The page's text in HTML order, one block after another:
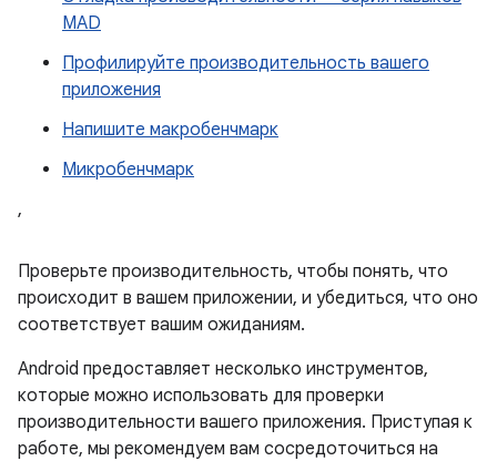
MAD
Профилируйте производительность вашего
приложения
Напишите макробенчмарк
Микробенчмарк
,
Проверьте производительность, чтобы понять, что
происходит в вашем приложении, и убедиться, что оно
соответствует вашим ожиданиям.
Android предоставляет несколько инструментов,
которые можно использовать для проверки
производительности вашего приложения. Приступая к
работе, мы рекомендуем вам сосредоточиться на